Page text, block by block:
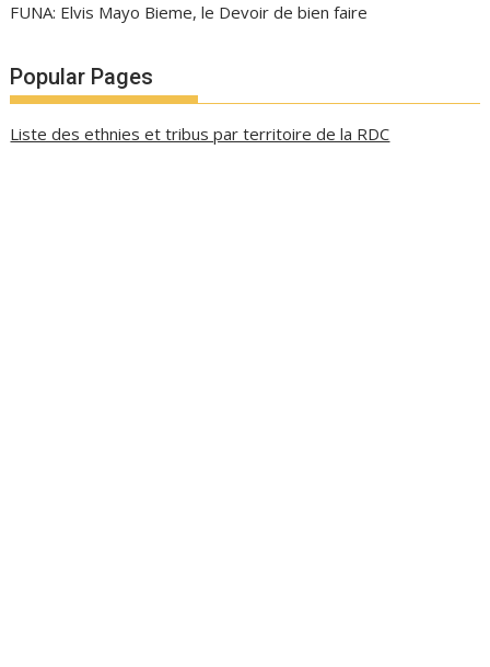
FUNA: Elvis Mayo Bieme, le Devoir de bien faire
Popular Pages
Liste des ethnies et tribus par territoire de la RDC